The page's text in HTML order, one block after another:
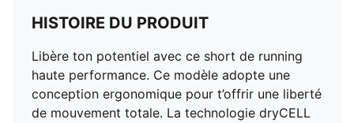
HISTOIRE DU PRODUIT
Libère ton potentiel avec ce short de running
haute performance. Ce modèle adopte une
conception ergonomique pour t’offrir une liberté
de mouvement totale. La technologie dryCELL